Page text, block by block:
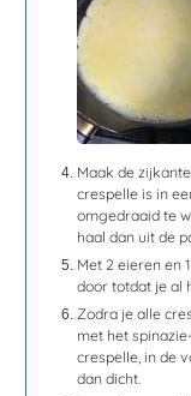
Maak de
crespelle is in
omgedraaid te
haal dan uit de
Met 2 eieren en
door totdat je al
Zodra je alle
met het
crespelle, in de
dan dicht.